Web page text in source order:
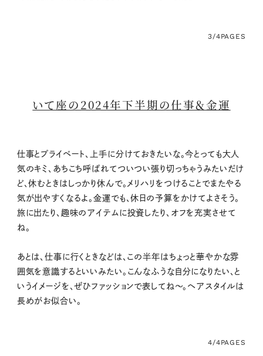
3/4PAGES
いて座の2024年下半期の仕事＆金運
仕事とプライベート、上手に分けておきたいな。今とっても大人
気のキミ、あちこち呼ばれてついつい張り切っちゃうみたいだけ
ど、休むときはしっかり休んで。メリハリをつけることでまたやる
気が出やすくなるよ。金運でも、休日の予算をかけてよさそう。
旅に出たり、趣味のアイテムに投資したり、オフを充実させて
ね。
あとは、仕事に行くときなどは、この半年はちょっと華やかな雰
囲気を意識するといいみたい。こんなふうな自分になりたい、と
いうイメージを、ぜひファッションで表してね〜。ヘアスタイルは
長めがお似合い。
4/4PAGES